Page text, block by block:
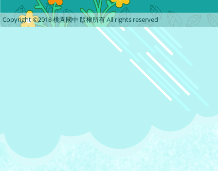
Copyright ©2018 桃園國中 版權所有 All rights reserved